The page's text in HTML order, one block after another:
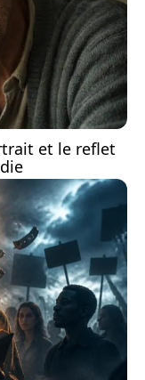
et le reflet